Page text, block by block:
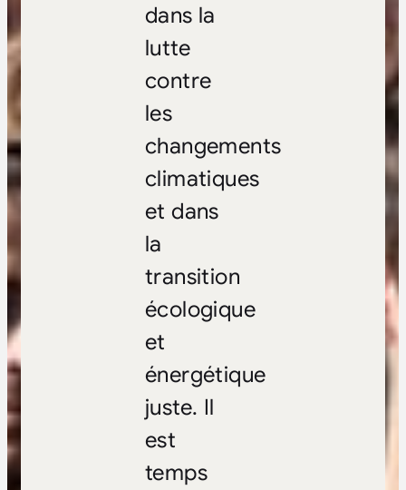
dans la
lutte
contre
les
changements
climatiques
et dans
la
transition
écologique
et
énergétique
juste. Il
est
temps